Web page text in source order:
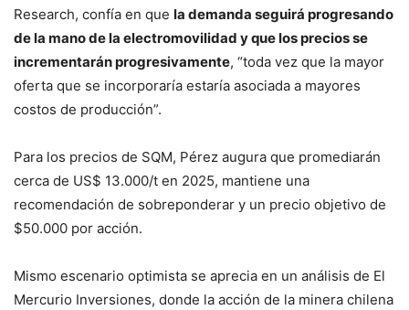
Research, confía en que la demanda seguirá progresando
de la mano de la electromovilidad y que los precios se
incrementarán progresivamente, “toda vez que la mayor
oferta que se incorporaría estaría asociada a mayores
costos de producción”.
Para los precios de SQM, Pérez augura que promediarán
cerca de US$ 13.000/t en 2025, mantiene una
recomendación de sobreponderar y un precio objetivo de
$50.000 por acción.
Mismo escenario optimista se aprecia en un análisis de El
Mercurio Inversiones, donde la acción de la minera chilena